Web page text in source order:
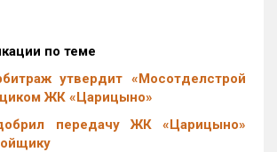
по теме
утвердит «Мосотделстрой
ЖК «Царицыно»
передачу ЖК «Царицыно»